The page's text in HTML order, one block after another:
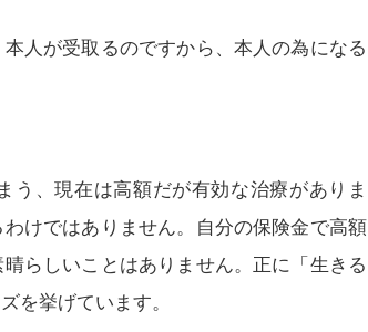
人が受取るのですから、本人の為になる
う、現在は高額だが有効な治療がありま
けではありません。自分の保険金で高額
らしいことはありません。正に「生きる
を挙げています。